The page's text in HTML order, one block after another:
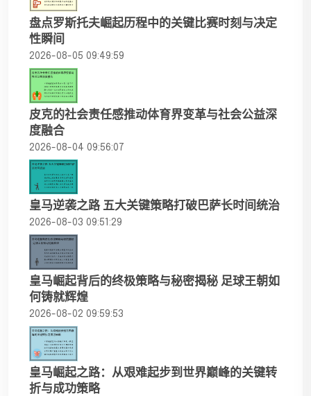
盘点罗斯托夫崛起历程中的关键比赛时刻与决定
性瞬间
2026-08-05 09:49:59
皮克的社会责任感推动体育界变革与社会公益深
度融合
2026-08-04 09:56:07
皇马逆袭之路 五大关键策略打破巴萨长时间统治
2026-08-03 09:51:29
皇马崛起背后的终极策略与秘密揭秘 足球王朝如
何铸就辉煌
2026-08-02 09:59:53
皇马崛起之路：从艰难起步到世界巅峰的关键转
折与成功策略